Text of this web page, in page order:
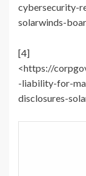
cybersecurity-
solarwinds-
[4]
<https://
-liability-for-
disclosures-